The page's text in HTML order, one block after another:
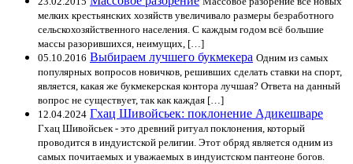
мелких крестьянских хозяйств увеличивало размеры безработного
сельскохозяйственного населения. С каждым годом всё большие
массы разорившихся, неимущих, […]
05.10.2016 Выбираем лучшего букмекера Одним из самых
популярных вопросов новичков, решивших сделать ставки на спорт,
является, какая же букмекерская контора лучшая? Ответа на данный
вопрос не существует, так как каждая […]
12.04.2024 Гхац Шивойсьек: поклонение Адикешваре
Гхац Шивойсьек - это древний ритуал поклонения, который
проводится в индуистской религии. Этот обряд является одним из
самых почитаемых и уважаемых в индуистском пантеоне богов.